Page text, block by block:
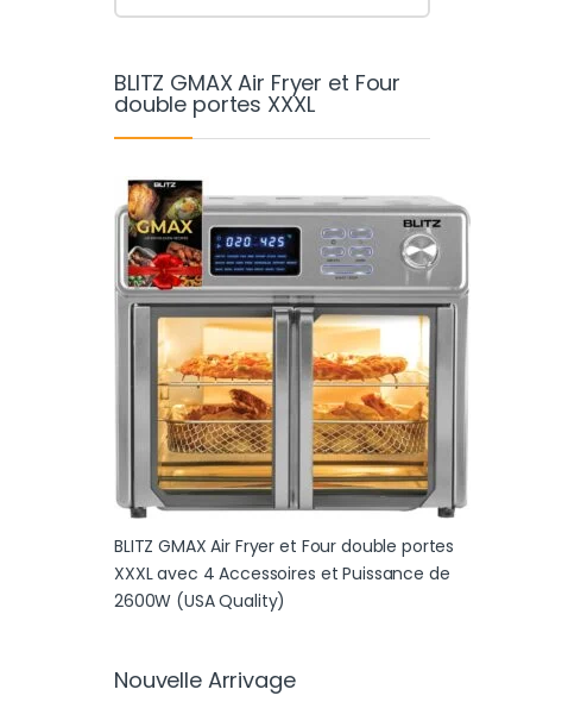
BLITZ GMAX Air Fryer et Four
double portes XXXL
BLITZ GMAX Air Fryer et Four double portes
XXXL avec 4 Accessoires et Puissance de
2600W (USA Quality)
Nouvelle Arrivage